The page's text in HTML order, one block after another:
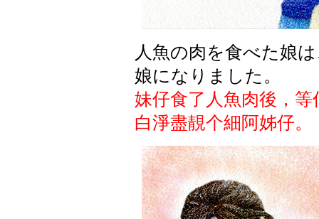
人魚の肉を食べた娘
娘になりました。
妹仔食了人魚肉後，
白淨盡靚个細阿姊仔。